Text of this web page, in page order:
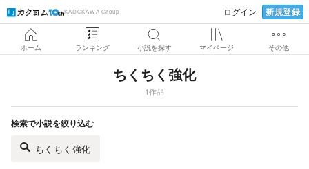
KADOKAWA Group ログイン 新規登録
ホーム ランキング 小説を探す マイページ その他
ちくちく強化
1作品
検索で小説を絞り込む
ちくちく強化